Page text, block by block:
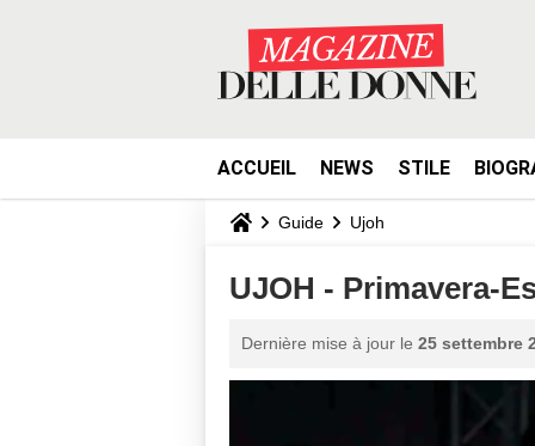
ACCUEIL NEWS STILE
Guide Ujoh
UJOH - Primavera-
Dernière mise à jour le 25 settembre